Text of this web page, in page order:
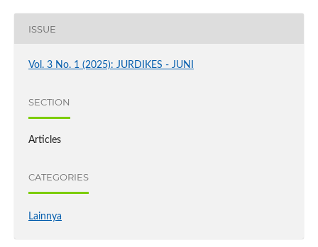
ISSUE
Vol. 3 No. 1 (2025): JURDIKES - JUNI
SECTION
Articles
CATEGORIES
Lainnya